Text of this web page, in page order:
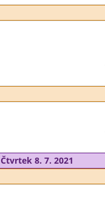
Čtvrtek 8. 7. 2021